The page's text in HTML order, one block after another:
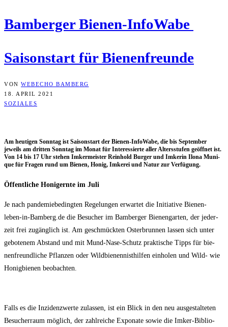
Bam­ber­ger Bienen-InfoWabe
Sai­son­start für Bienenfreunde
VON WEBECHO BAMBERG
18. APRIL 2021
SOZIALES
Am heu­ti­gen Sonn­tag ist Sai­son­start der Bie­nen-Info­Wa­be, die bis Sep­tem­ber
jeweils am drit­ten Sonn­tag im Monat für Inter­es­sier­te aller Alters­stu­fen geöff­net ist.
Von 14 bis 17 Uhr ste­hen Imker­meis­ter Rein­hold Bur­ger und Imke­rin Ilo­na Muni­
que für Fra­gen rund um Bie­nen, Honig, Imke­rei und Natur zur Verfügung.
Öffent­li­che Honig­ern­te im Juli
Je nach pan­de­mie­be­ding­ten Rege­lun­gen erwar­tet die Initia­ti­ve Bienen-
leben-in-Bamberg.de die Besu­cher im Bam­ber­ger Bie­nen­gar­ten, der jeder­
zeit frei zugäng­lich ist. Am geschmück­ten Oster­brun­nen las­sen sich unter
gebo­te­nem Abstand und mit Mund-Nase-Schutz prak­ti­sche Tipps für bie­
nen­freund­li­che Pflan­zen oder Wild­bie­nen­nist­hil­fen ein­ho­len und Wild- wie
Honig­bie­nen beobachten.
Falls es die Inzi­denz­wer­te zulas­sen, ist ein Blick in den neu aus­ge­stal­te­ten
Besu­cher­raum mög­lich, der zahl­rei­che Expo­na­te sowie die Imker-Biblio­